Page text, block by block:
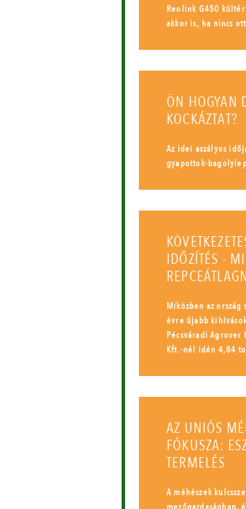
Reolink G450
akkor is, ha nincs
ÖN HOGYAN
KOCKÁZTAT?
Az idei aszályos
gyapottok-
IDŐZÍTÉS -
Miközben az ország
évre újabb
Pécsváradi Agrover
Kft.-nél idén 4,84
AZ UNIÓS
FÓKUSZA:
TERMELÉS
A méhészek